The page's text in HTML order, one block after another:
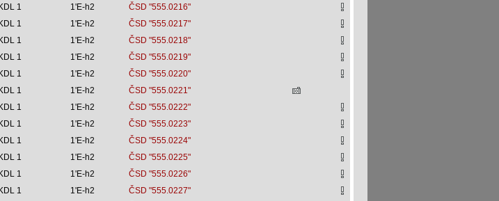
KDL 1 1'E-h2
ČSD "555.0216"
KDL 1 1'E-h2
ČSD "555.0217"
KDL 1 1'E-h2
ČSD "555.0218"
KDL 1 1'E-h2
ČSD "555.0219"
KDL 1 1'E-h2
ČSD "555.0220"
KDL 1 1'E-h2
ČSD "555.0221"
KDL 1 1'E-h2
ČSD "555.0222"
KDL 1 1'E-h2
ČSD "555.0223"
KDL 1 1'E-h2
ČSD "555.0224"
KDL 1 1'E-h2
ČSD "555.0225"
KDL 1 1'E-h2
ČSD "555.0226"
KDL 1 1'E-h2
ČSD "555.0227"